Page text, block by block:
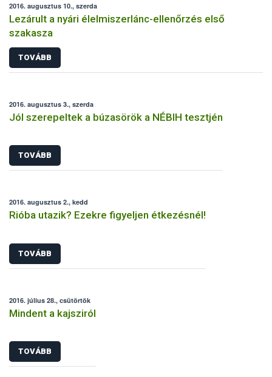
2016. augusztus 10., szerda
Lezárult a nyári élelmiszerlánc-ellenőrzés első
szakasza
TOVÁBB
2016. augusztus 3., szerda
Jól szerepeltek a búzasörök a NÉBIH tesztjén
TOVÁBB
2016. augusztus 2., kedd
Rióba utazik? Ezekre figyeljen étkezésnél!
TOVÁBB
2016. július 28., csütörtök
Mindent a kajsziról
TOVÁBB